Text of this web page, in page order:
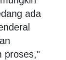
ada
proses,"